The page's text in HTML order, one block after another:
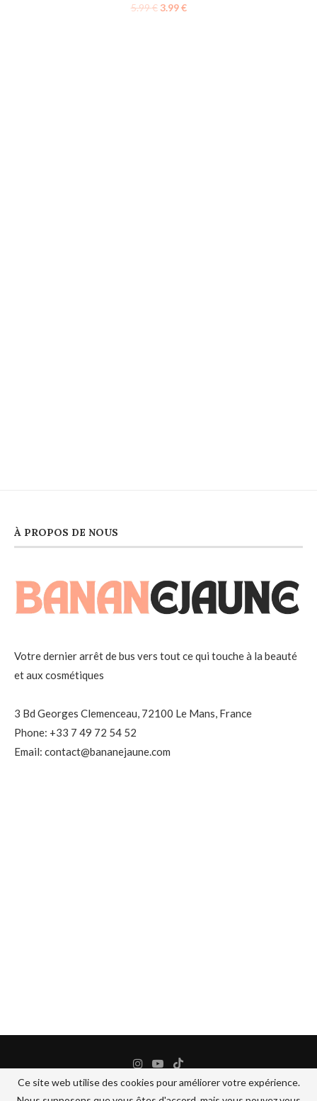
5.99€ 3.99€
À PROPOS DE NOUS
Votre dernier arrêt de bus vers tout ce qui touche à la beauté
et aux cosmétiques
3 Bd Georges Clemenceau, 72100 Le Mans, France
Phone: +33 7 49 72 54 52
Email: contact@bananejaune.com
Ce site web utilise des cookies pour améliorer votre expérience.